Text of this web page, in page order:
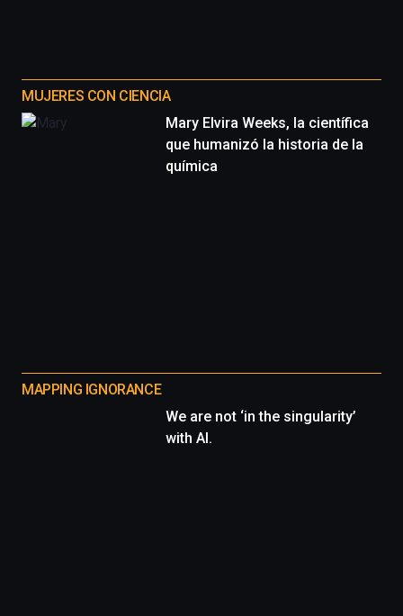
MUJERES CON CIENCIA
Mary Elvira Weeks, la científica
que humanizó la historia de la
química
MAPPING IGNORANCE
We are not ‘in the singularity’
with AI.